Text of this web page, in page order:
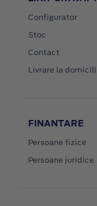
Configurator
Stoc
Contact
Livrare la
FINANTARE
Persoane fizice
Persoane juridice